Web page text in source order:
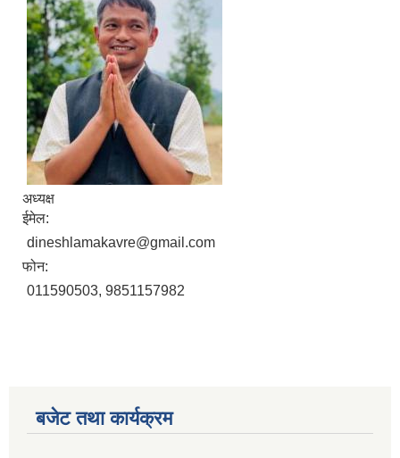
अध्यक्ष
ईमेल:
dineshlamakavre@gmail.com
फोन:
011590503, 9851157982
बजेट तथा कार्यक्रम